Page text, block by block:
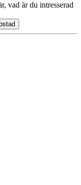
vad är du intresserad